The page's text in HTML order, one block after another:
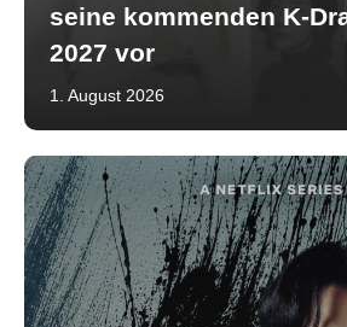
seine kommenden K-
2027 vor
1. August 2026